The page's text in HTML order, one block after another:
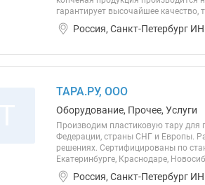
гарантирует высочайшее качество,
Россия, Санкт-Петербург
ТАРА.РУ, ООО
Оборудование, Прочее, Услуги
Производим пластиковую тару
Федерации, страны СНГ и Европы.
решениях. Сертифицированы по
Екатеринбурге, Краснодаре,
Россия, Санкт-Петербург